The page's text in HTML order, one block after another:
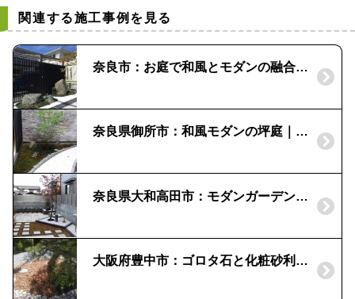
関連する施工事例を見る
奈良市：お庭で和風とモダンの融合|縦格子の目かくし
奈良県御所市：和風モダンの坪庭｜景石とコケで落ち着いた和の空間
奈良県大和高田市：モダンガーデンの佇まい｜ステンレス製 立水栓とグレイズボール
大阪府豊中市：ゴロタ石と化粧砂利の癒しの庭